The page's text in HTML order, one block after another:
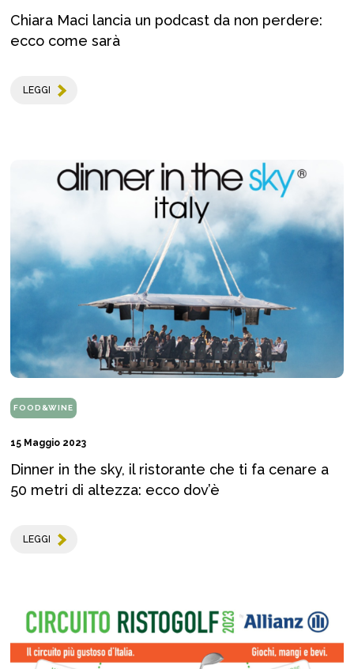
Chiara Maci lancia un podcast da non perdere:
ecco come sarà
LEGGI
FOOD&WINE
15 Maggio 2023
Dinner in the sky, il ristorante che ti fa cenare a
50 metri di altezza: ecco dov’è
LEGGI